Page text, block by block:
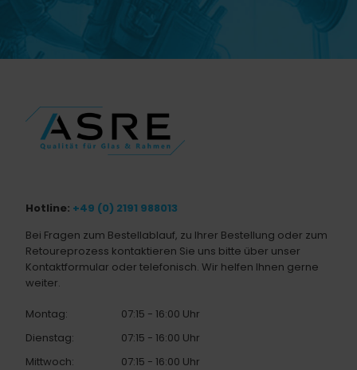
Hotline: +49 (0) 2191 988013
Bei Fragen zum Bestellablauf, zu Ihrer Bestellung oder zum
Retoureprozess kontaktieren Sie uns bitte über unser
Kontaktformular oder telefonisch. Wir helfen Ihnen gerne
weiter.
Montag:
07:15 - 16:00 Uhr
Dienstag:
07:15 - 16:00 Uhr
Mittwoch:
07:15 - 16:00 Uhr